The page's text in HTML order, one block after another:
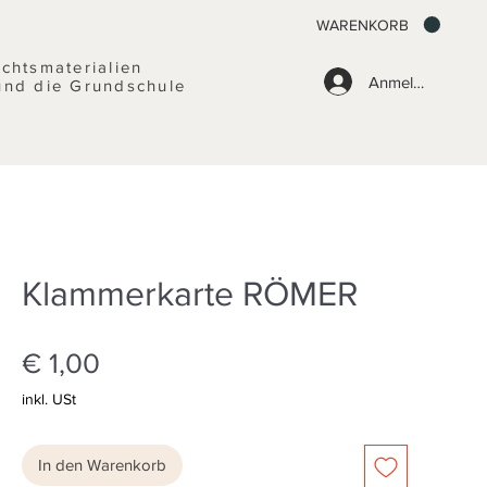
Anmelden
WARENKORB
die Grundschule
Klammerkarte RÖMER
€ 1,00
inkl. USt
In den Warenkorb